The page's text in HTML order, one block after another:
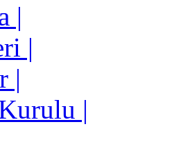
|
|
|
|